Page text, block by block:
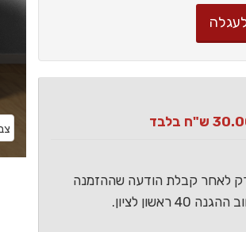
לאחר קבלת הודעה שההזמנה
לציון.